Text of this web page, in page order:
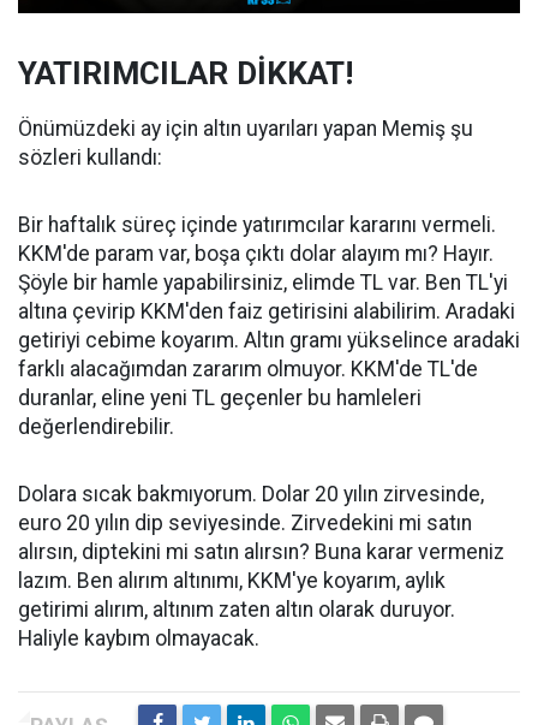
YATIRIMCILAR DİKKAT!
Önümüzdeki ay için altın uyarıları yapan Memiş şu
sözleri kullandı:
Bir haftalık süreç içinde yatırımcılar kararını vermeli.
KKM'de param var, boşa çıktı dolar alayım mı? Hayır.
Şöyle bir hamle yapabilirsiniz, elimde TL var. Ben TL'yi
altına çevirip KKM'den faiz getirisini alabilirim. Aradaki
getiriyi cebime koyarım. Altın gramı yükselince aradaki
farklı alacağımdan zararım olmuyor. KKM'de TL'de
duranlar, eline yeni TL geçenler bu hamleleri
değerlendirebilir.
Dolara sıcak bakmıyorum. Dolar 20 yılın zirvesinde,
euro 20 yılın dip seviyesinde. Zirvedekini mi satın
alırsın, diptekini mi satın alırsın? Buna karar vermeniz
lazım. Ben alırım altınımı, KKM'ye koyarım, aylık
getirimi alırım, altınım zaten altın olarak duruyor.
Haliyle kaybım olmayacak.